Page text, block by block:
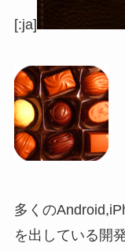
[:ja]
多くの
を出している開